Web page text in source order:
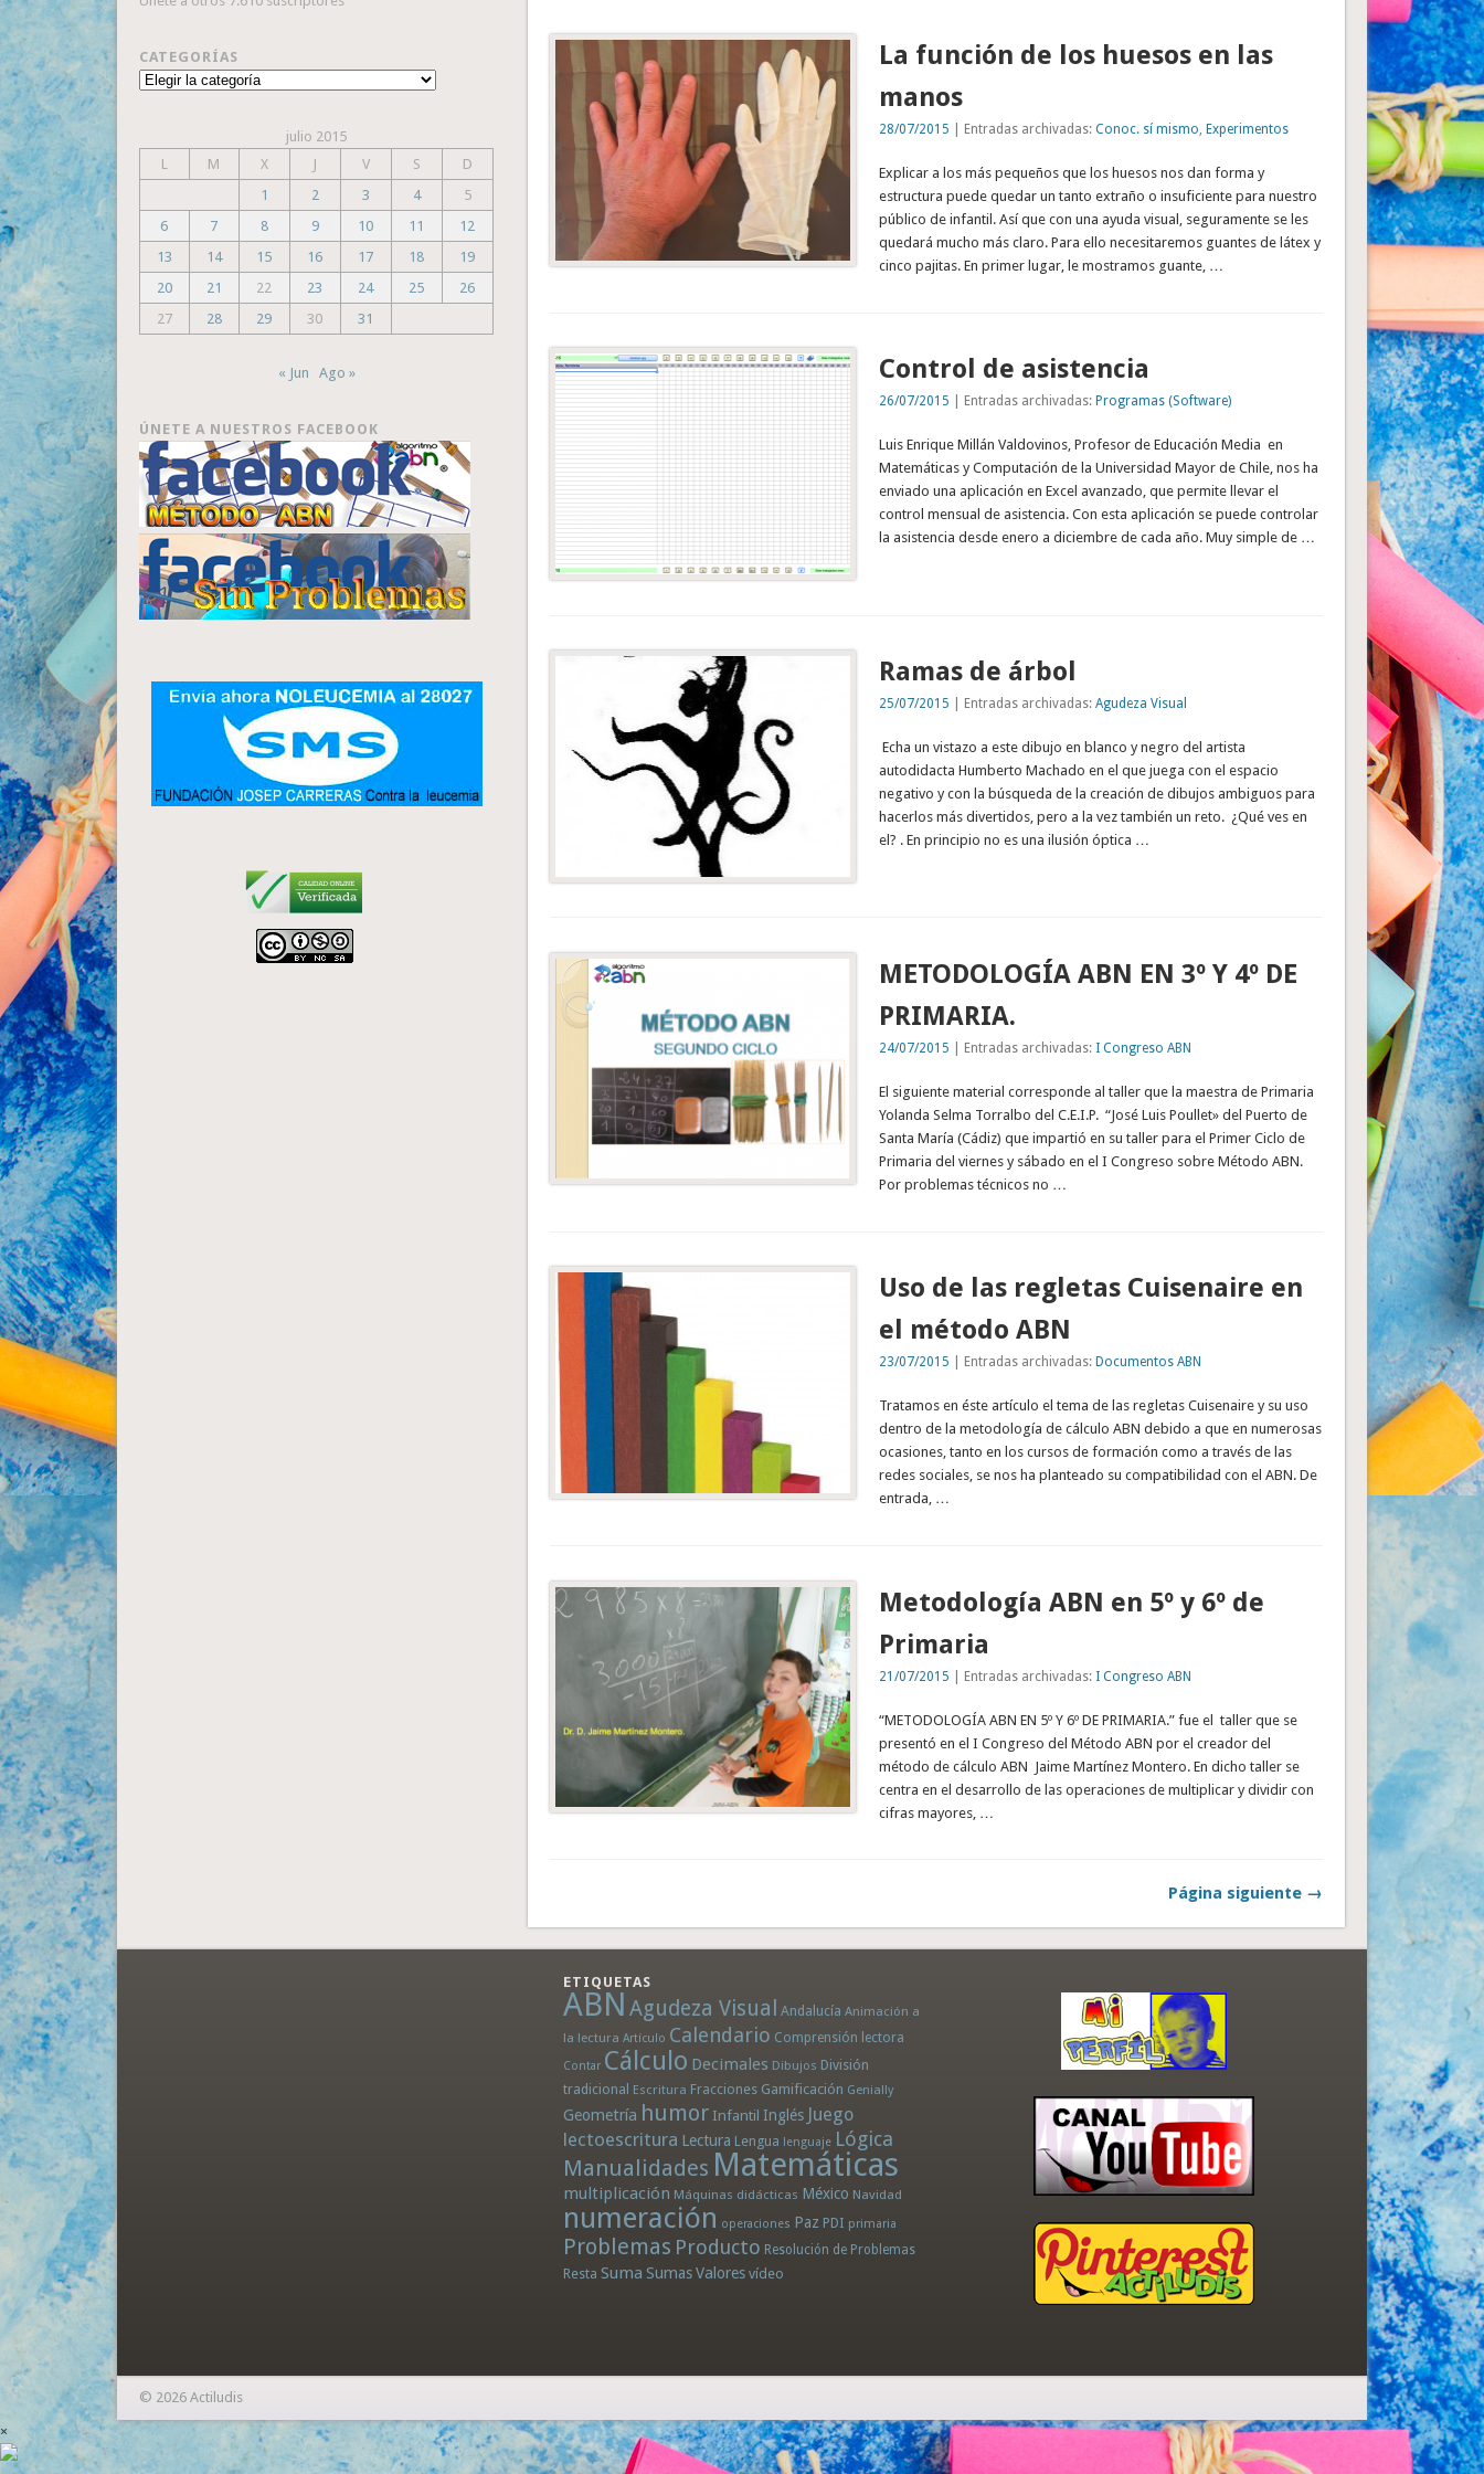
La función de los huesos en las
manos
28/07/2015 | Entradas archivadas: Conoc. sí mismo, Experimentos
Explicar a los más pequeños que los huesos nos dan forma y
estructura puede quedar un tanto extraño o insuficiente para nuestro
público de infantil. Así que con una ayuda visual, seguramente se les
quedará mucho más claro. Para ello necesitaremos guantes de látex y
cinco pajitas. En primer lugar, le mostramos guante, …
Control de asistencia
26/07/2015 | Entradas archivadas: Programas (Software)
Luis Enrique Millán Valdovinos, Profesor de Educación Media en
Matemáticas y Computación de la Universidad Mayor de Chile, nos ha
enviado una aplicación en Excel avanzado, que permite llevar el
control mensual de asistencia. Con esta aplicación se puede controlar
la asistencia desde enero a diciembre de cada año. Muy simple de …
Ramas de árbol
25/07/2015 | Entradas archivadas: Agudeza Visual
Echa un vistazo a este dibujo en blanco y negro del artista
autodidacta Humberto Machado en el que juega con el espacio
negativo y con la búsqueda de la creación de dibujos ambiguos para
hacerlos más divertidos, pero a la vez también un reto. ¿Qué ves en
el? . En principio no es una ilusión óptica …
METODOLOGÍA ABN EN 3º Y 4º DE
PRIMARIA.
24/07/2015 | Entradas archivadas: I Congreso ABN
El siguiente material corresponde al taller que la maestra de Primaria
Yolanda Selma Torralbo del C.E.I.P. “José Luis Poullet» del Puerto de
Santa María (Cádiz) que impartió en su taller para el Primer Ciclo de
Primaria del viernes y sábado en el I Congreso sobre Método ABN.
Por problemas técnicos no …
Uso de las regletas Cuisenaire en
el método ABN
23/07/2015 | Entradas archivadas: Documentos ABN
Tratamos en éste artículo el tema de las regletas Cuisenaire y su uso
dentro de la metodología de cálculo ABN debido a que en numerosas
ocasiones, tanto en los cursos de formación como a través de las
redes sociales, se nos ha planteado su compatibilidad con el ABN. De
entrada, …
Metodología ABN en 5º y 6º de
Primaria
21/07/2015 | Entradas archivadas: I Congreso ABN
“METODOLOGÍA ABN EN 5º Y 6º DE PRIMARIA.” fue el taller que se
presentó en el I Congreso del Método ABN por el creador del
método de cálculo ABN Jaime Martínez Montero. En dicho taller se
centra en el desarrollo de las operaciones de multiplicar y dividir con
cifras mayores, …
Página siguiente →
CATEGORÍAS
Categorías
julio 2015
L
M X J V S
D
1
2 3 4
5
6
7 8 9 10 11
12
13
14 15 16 17 18
19
20
21 22 23 24 25
26
27
28 29 30 31
« Jun Ago »
ÚNETE A NUESTROS FACEBOOK
ETIQUETAS
ABN Agudeza Visual Andalucía Animación a
la lectura Artículo Calendario Comprensión lectora
Contar Cálculo Decimales Dibujos División
tradicional Escritura Fracciones Gamificación Genially
Geometría humor Infantil Inglés Juego
lectoescritura Lectura Lengua lenguaje Lógica
Manualidades Matemáticas
multiplicación Máquinas didácticas México Navidad
numeración operaciones Paz PDI primaria
Problemas Producto Resolución de Problemas
Resta Suma SumasValores vídeo
© 2026 Actiludis
×